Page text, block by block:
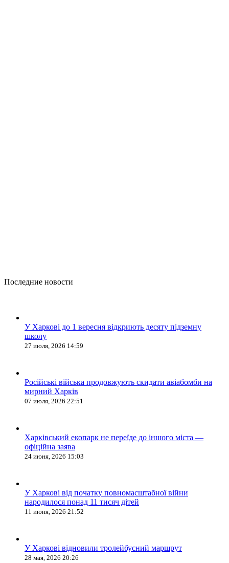
Последние новости
У Харкові до 1 вересня відкриють десяту підземну
школу
27 июля, 2026 14:59
Російські війська продовжують скидати авіабомби на
мирний Харків
07 июля, 2026 22:51
Харківський екопарк не переїде до іншого міста —
офіційна заява
24 июня, 2026 15:03
У Харкові від початку повномасштабної війни
народилося понад 11 тисяч дітей
11 июня, 2026 21:52
У Харкові відновили тролейбусний маршрут
28 мая, 2026 20:26